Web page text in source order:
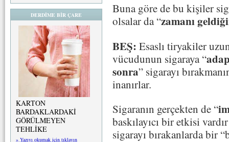
DERDİME BİR ÇARE
KARTON
BARDAKLARDAKİ
GÖRÜLMEYEN
TEHLİKE
» Yazıyı okumak için tıklayın
Buna göre de bu kişiler
olsalar da “zamanı
BEŞ: Esaslı tiryakiler
vücudunun sigaraya “
sonra” sigarayı
inanırlar.
Sigaranın gerçekten de “
baskılayıcı bir etkisi
sigarayı bırakanlarda bir